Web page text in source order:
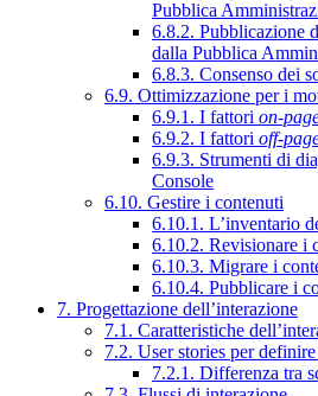
Pubblica
6.8.2. Pubblicazione
dalla Pubblica
6.8.3. Consenso dei
6.9. Ottimizzazione per i
6.9.1. I fattori on-
6.9.2. I fattori off-
6.9.3. Strumenti di
Console
6.10. Gestire i contenuti
6.10.1. L’inventario
6.10.2. Revisionare i
6.10.3. Migrare i
6.10.4. Pubblicare i
7. Progettazione dell’interazione
7.1. Caratteristiche
7.2. User stories per
7.2.1. Differenza tra